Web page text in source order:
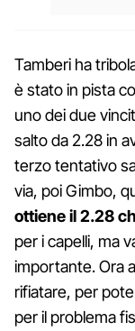
Tamberi ha
è stato in pista
uno dei due
salto da 2.28 in
terzo tentativo
via, poi Gimbo,
ottiene il 2.28
per i capelli, ma
importante. Ora
rifiatare, per
per il problema